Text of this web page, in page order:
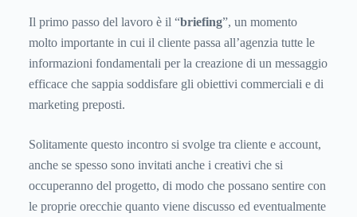
Il primo passo del lavoro è il “briefing”, un momento
molto importante in cui il cliente passa all’agenzia tutte le
informazioni fondamentali per la creazione di un messaggio
efficace che sappia soddisfare gli obiettivi commerciali e di
marketing preposti.
Solitamente questo incontro si svolge tra cliente e account,
anche se spesso sono invitati anche i creativi che si
occuperanno del progetto, di modo che possano sentire con
le proprie orecchie quanto viene discusso ed eventualmente